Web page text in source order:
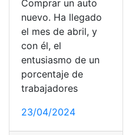
Comprar un auto
nuevo. Ha llegado
el mes de abril, y
con él, el
entusiasmo de un
porcentaje de
trabajadores
23/04/2024